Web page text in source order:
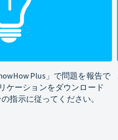
Plus」で問題を報告で
ケーションをダウンロード
指示に従ってください。